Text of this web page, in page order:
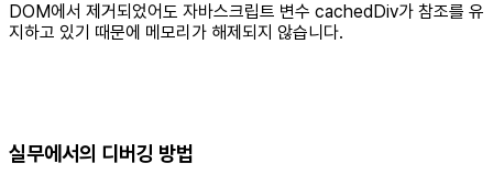
DOM에서 제거되었어도 자바스크립트 변수 cachedDiv가 참조를 유
지하고 있기 때문에 메모리가 해제되지 않습니다.
실무에서의 디버깅 방법